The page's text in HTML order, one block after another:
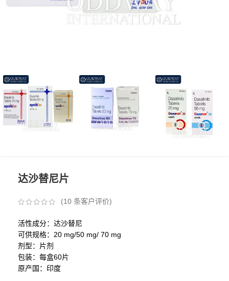
达沙替尼片
(10 条客户评价)
活性成分：达沙替尼
可供规格：20 mg/50 mg/ 70 mg
剂型：片剂
包装：每盒60片
原产国：印度